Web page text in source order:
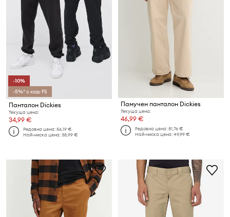
-10%
-5%* с код: FS
Панталон Dickies
Текуща цена:
34,99 €
Редовна цена:56,19 €
Най-ниска цена:38,99 €
Памучен панталон Dickies
Текуща цена:
46,99 €
Редовна цена:81,76 €
Най-ниска цена:49,99 €